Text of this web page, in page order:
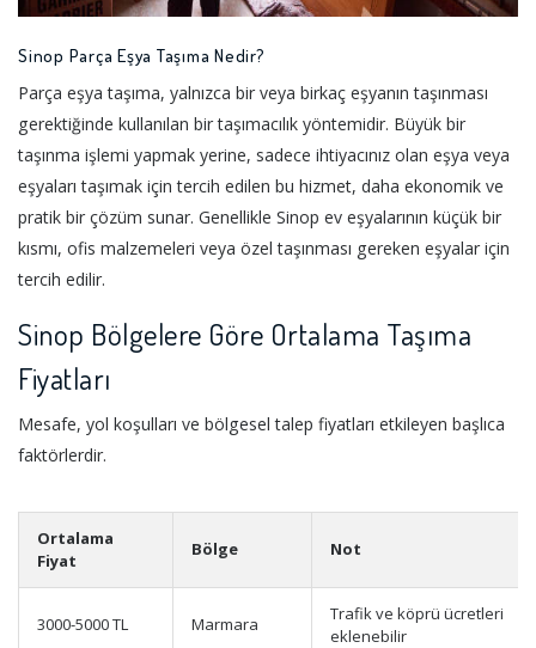
Sinop Parça Eşya Taşıma Nedir?
Parça eşya taşıma, yalnızca bir veya birkaç eşyanın taşınması
gerektiğinde kullanılan bir taşımacılık yöntemidir. Büyük bir
taşınma işlemi yapmak yerine, sadece ihtiyacınız olan eşya veya
eşyaları taşımak için tercih edilen bu hizmet, daha ekonomik ve
pratik bir çözüm sunar. Genellikle Sinop ev eşyalarının küçük bir
kısmı, ofis malzemeleri veya özel taşınması gereken eşyalar için
tercih edilir.
Sinop Bölgelere Göre Ortalama Taşıma
Fiyatları
Mesafe, yol koşulları ve bölgesel talep fiyatları etkileyen başlıca
faktörlerdir.
Ortalama
Fiyat
Bölge Not
3000-5000 TL Marmara
Trafik ve köprü ücretleri
eklenebilir